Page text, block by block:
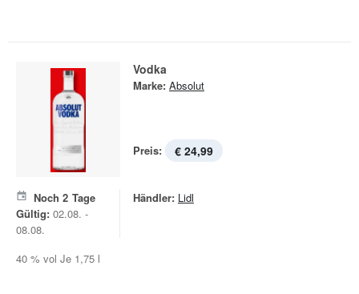
Vodka
Marke: Absolut
Preis: € 24,99
Noch 2 Tage
Gültig: 02.08. -
08.08.
Händler: Lidl
40 % vol Je 1,75 l